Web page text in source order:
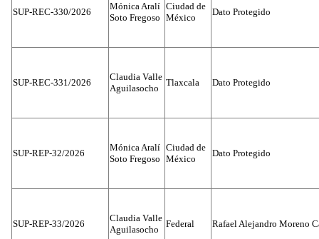
SUP-REC-330/2026
Mónica Aralí
Soto Fregoso
Ciudad de
México
Dato Protegido
SUP-REC-331/2026
Claudia Valle
Aguilasocho
Tlaxcala Dato Protegido
SUP-REP-32/2026
Mónica Aralí
Soto Fregoso
Ciudad de
México
Dato Protegido
SUP-REP-33/2026
Claudia Valle
Aguilasocho
Federal Rafael Alejandro Moreno